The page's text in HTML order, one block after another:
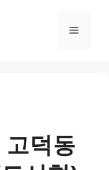
메
덕동